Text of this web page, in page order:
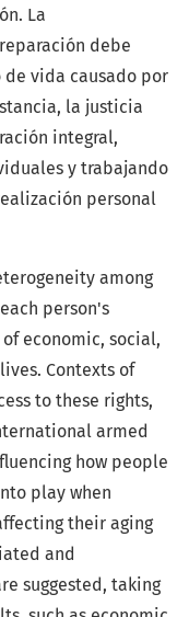
La
debe
vida causado por
la justicia
integral,
y trabajando
personal
among
person's
economic, social,
Contexts of
to these rights,
armed
how people
play when
their aging
and
suggested, taking